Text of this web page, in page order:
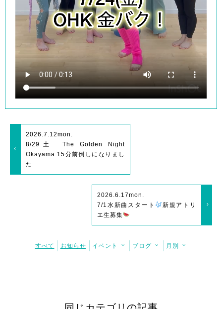
2026.7.12mon.
8/29土 The Golden Night
Okayama 15分前倒しになりまし
た
2026.6.17mon.
7/1水新曲スタート
新規アトリ
エ生募集
すべて お知らせ イベント ブログ 月別